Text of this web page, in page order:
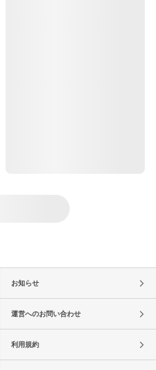
お知らせ
運営へのお問い合わせ
利用規約